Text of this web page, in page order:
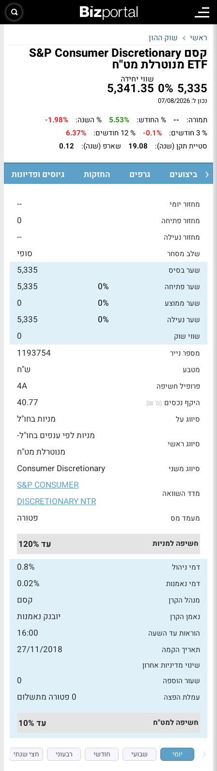
ראשי שוק ההון
קסם S&P Consumer Discretionary
ETF מנוטרלת מט"ח
5,335
0%
שווי יחידה
5,341.35
נכון ל: 07/08/2026
תמורה: -- % החודש: 5.53% % השנה:
-1.98%
% 3 חודשים:
-0.1% % 12 חודשים:
6.37%
סטיית תקן (שנה):
19.08 שארפ (שנה): 0.12
ביצועים גרפים החזקות גיוסים ופדיונות
מחזור יומי --
מחזור פתיחה 0
מחזור נעילה --
שלב מסחר סופי
שער בסיס 5,335
שער פתיחה 0%
5,335
שער ממוצע 0%
0
שער נעילה 0%
5,335
שווי שוק 0
מספר נייר 1193754
מטבע ש"ח
פרופיל חשיפה 4A
היקף נכסים (מ' ₪) 40.77
סיווג על מניות בחו"ל
סיווג ראשי
מניות לפי ענפים בחו"ל-
מנוטרלת מט"ח
סיווג משני Consumer Discretionary
מדד השוואה
S&P CONSUMER
DISCRETIONARY NTR
מעמד מס פטורה
חשיפה למניות עד 120%
דמי ניהול 0.8%
דמי נאמנות 0.02%
מנהל הקרן קסם
נאמן הקרן יובנק נאמנות
הוראות עד השעה 16:00
תאריך הקמה 27/11/2018
שינוי מדיניות אחרון
שעור הוספה
0
עמלת הפצה 0 פטורה מתשלום
חשיפה למט"ח עד 10%
יומי שבועי חודשי רבעוני חצי שנתי